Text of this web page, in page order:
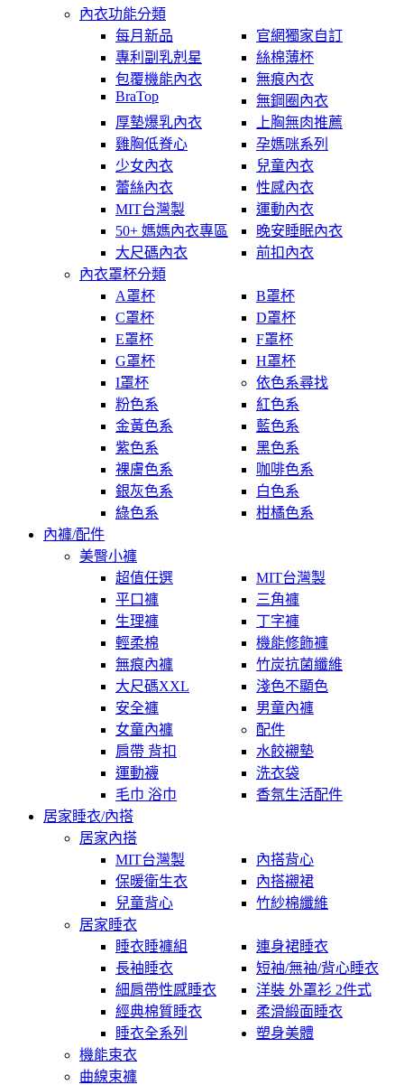
內衣功能分類
每月新品
官網獨家自訂
專利副乳剋星
絲棉薄杯
包覆機能內衣
無痕內衣
BraTop
無鋼圈內衣
厚墊爆乳內衣
上胸無肉推薦
雞胸低脊心
孕媽咪系列
少女內衣
兒童內衣
蕾絲內衣
性感內衣
MIT台灣製
運動內衣
50+ 媽媽內衣專區
晚安睡眠內衣
大尺碼內衣
前扣內衣
內衣罩杯分類
A罩杯
B罩杯
C罩杯
D罩杯
E罩杯
F罩杯
G罩杯
H罩杯
I罩杯
依色系尋找
粉色系
紅色系
金黃色系
藍色系
紫色系
黑色系
裸膚色系
咖啡色系
銀灰色系
白色系
綠色系
柑橘色系
內褲/配件
美臀小褲
超值任選
MIT台灣製
平口褲
三角褲
生理褲
丁字褲
輕柔棉
機能修飾褲
無痕內褲
竹炭抗菌纖維
大尺碼XXL
淺色不顯色
安全褲
男童內褲
女童內褲
配件
肩帶 背扣
水餃襯墊
運動襪
洗衣袋
毛巾 浴巾
香氛生活配件
居家睡衣/內搭
居家內搭
MIT台灣製
內搭背心
保暖衛生衣
內搭襯裙
兒童背心
竹紗棉纖維
居家睡衣
睡衣睡褲組
連身裙睡衣
長袖睡衣
短袖/無袖/背心睡衣
細肩帶性感睡衣
洋裝 外罩衫 2件式
經典棉質睡衣
柔滑緞面睡衣
睡衣全系列
塑身美體
機能束衣
曲線束褲